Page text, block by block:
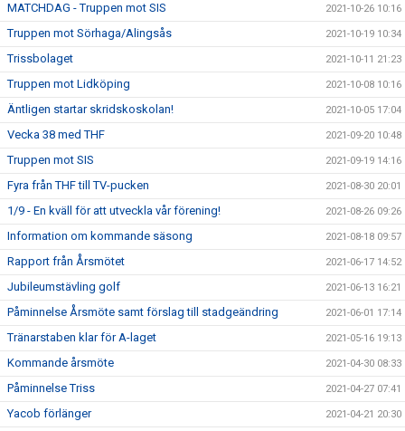
MATCHDAG - Truppen mot SIS 2021-10-26 10:16
Truppen mot Sörhaga/Alingsås 2021-10-19 10:34
Trissbolaget 2021-10-11 21:23
Truppen mot Lidköping 2021-10-08 10:16
Äntligen startar skridskoskolan! 2021-10-05 17:04
Vecka 38 med THF 2021-09-20 10:48
Truppen mot SIS 2021-09-19 14:16
Fyra från THF till TV-pucken 2021-08-30 20:01
1/9 - En kväll för att utveckla vår förening! 2021-08-26 09:26
Information om kommande säsong 2021-08-18 09:57
Rapport från Årsmötet 2021-06-17 14:52
Jubileumstävling golf 2021-06-13 16:21
Påminnelse Årsmöte samt förslag till stadgeändring 2021-06-01 17:14
Tränarstaben klar för A-laget 2021-05-16 19:13
Kommande årsmöte 2021-04-30 08:33
Påminnelse Triss 2021-04-27 07:41
Yacob förlänger 2021-04-21 20:30